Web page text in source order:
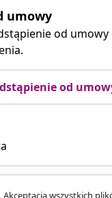
umowy
od umowy
od
wszystkich